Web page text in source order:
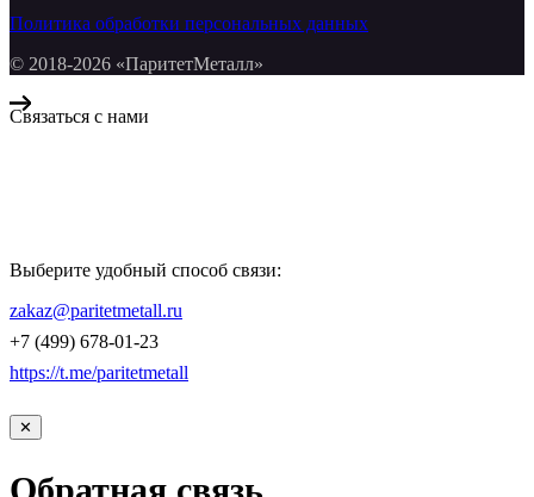
Политика обработки персональных данных
© 2018-2026 «ПаритетМеталл»
Связаться с нами
Выберите удобный способ связи:
zakaz@paritetmetall.ru
+7 (499) 678-01-23
https://t.me/paritetmetall
✕